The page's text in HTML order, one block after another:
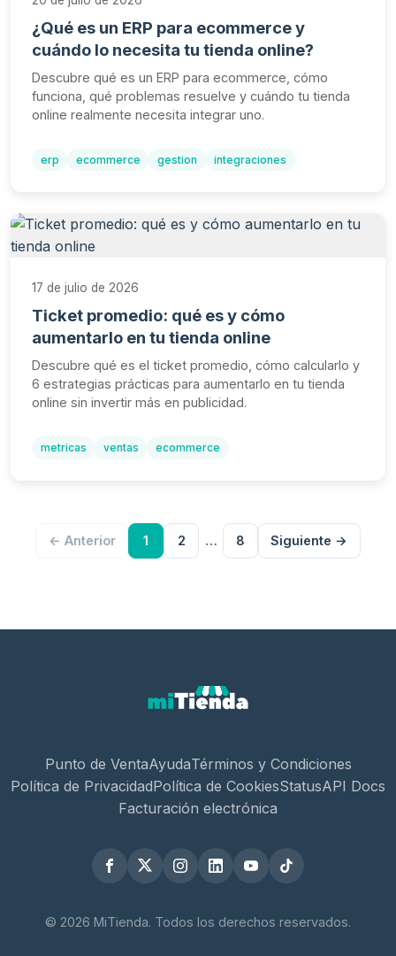
¿Qué es un ERP para ecommerce y
cuándo lo necesita tu tienda online?
Descubre qué es un ERP para ecommerce, cómo
funciona, qué problemas resuelve y cuándo tu tienda
online realmente necesita integrar uno.
erp ecommerce gestion integraciones
17 de julio de 2026
Ticket promedio: qué es y cómo
aumentarlo en tu tienda online
Descubre qué es el ticket promedio, cómo calcularlo y
6 estrategias prácticas para aumentarlo en tu tienda
online sin invertir más en publicidad.
metricas ventas ecommerce
← Anterior 1 2 … 8 Siguiente →
Punto de VentaAyudaTérminos y Condiciones
Política de PrivacidadPolítica de CookiesStatusAPI Docs
Facturación electrónica
© 2026 MiTienda. Todos los derechos reservados.